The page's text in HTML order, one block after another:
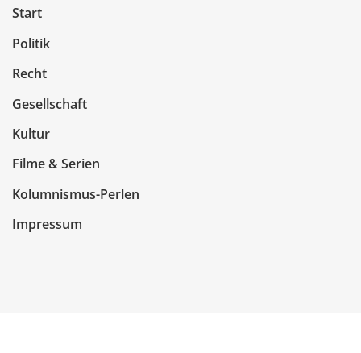
Start
Politik
Recht
Gesellschaft
Kultur
Filme & Serien
Kolumnismus-Perlen
Impressum